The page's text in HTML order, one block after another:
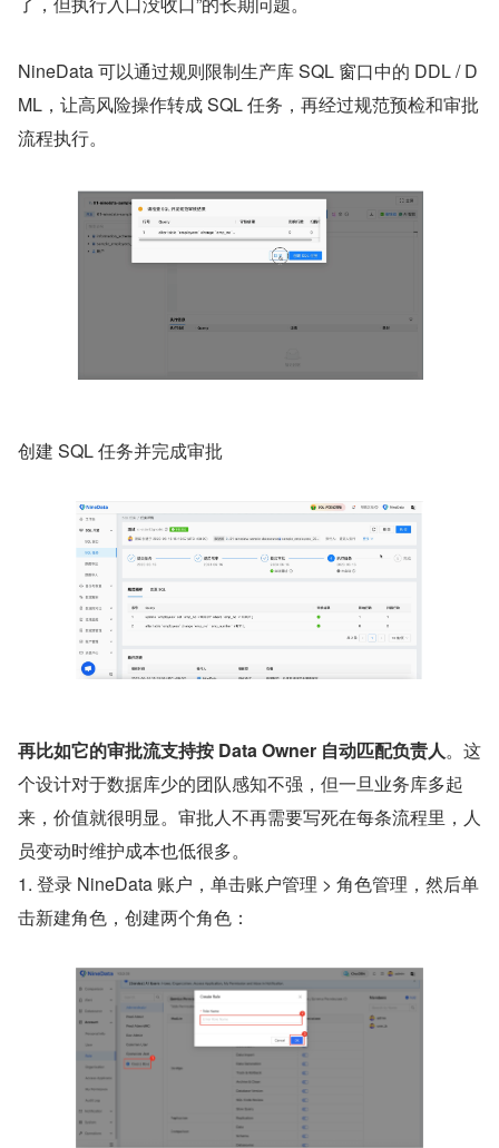
NineData 可以通过规则限制生产库 SQL 窗口中的 DDL / D
ML，让高风险操作转成 SQL 任务，再经过规范预检和审批
流程执行。
创建 SQL 任务并完成审批
再比如它的审批流支持按 Data Owner 自动匹配负责人。这
个设计对于数据库少的团队感知不强，但一旦业务库多起
来，价值就很明显。审批人不再需要写死在每条流程里，人
员变动时维护成本也低很多。
1. 登录 NineData 账户，单击账户管理 > 角色管理，然后单
击新建角色，创建两个角色：